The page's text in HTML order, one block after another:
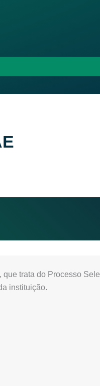
trata do Processo
instituição.